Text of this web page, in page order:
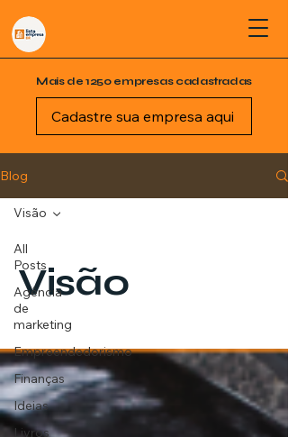
Mais de 1250 empresas cadastradas
Cadastre sua empresa aqui
Blog
All
Posts
Agência
de
marketing
Empreendedorismo
Finanças
Ideias
Livros
Visão
Visão